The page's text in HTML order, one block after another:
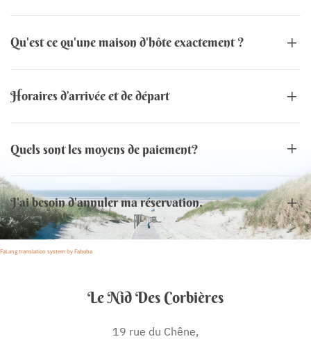
Qu'est ce qu'une maison d'hôte exactement ?
Horaires d’arrivée et de départ
Quels sont les moyens de paiement?
J'ai besoin d'annuler ma réservation.
FaLang translation system by Faboba
Le Nid Des Corbières
19 rue du Chêne,